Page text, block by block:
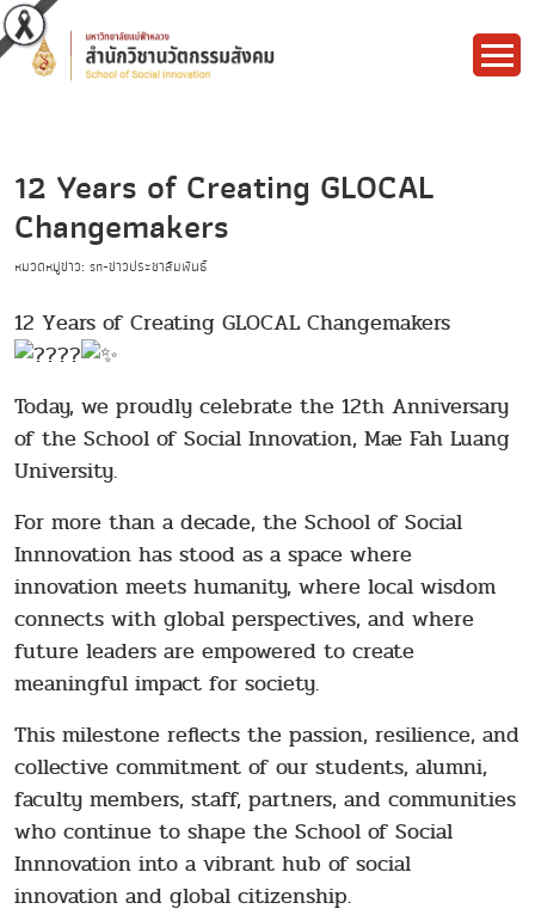
12 Years of Creating GLOCAL
Changemakers
หมวดหมู่ข่าว: sn-ข่าวประชาสัมพันธ์
12 Years of Creating GLOCAL Changemakers
Today, we proudly celebrate the 12th Anniversary
of the School of Social Innovation, Mae Fah Luang
University.
For more than a decade, the School of Social
Innnovation has stood as a space where
innovation meets humanity, where local wisdom
connects with global perspectives, and where
future leaders are empowered to create
meaningful impact for society.
This milestone reflects the passion, resilience, and
collective commitment of our students, alumni,
faculty members, staff, partners, and communities
who continue to shape the School of Social
Innnovation into a vibrant hub of social
innovation and global citizenship.